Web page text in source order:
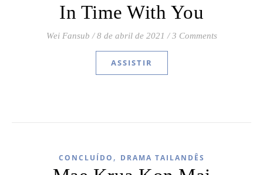
In Time With You
Wei Fansub / 8 de abril de 2021 / 3 Comments
ASSISTIR
CONCLUÍDO , DRAMA TAILANDÊS